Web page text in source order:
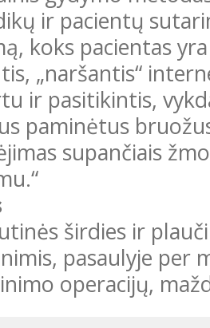
ir pacientų
koks pacientas
„naršantis“
ir pasitikintis,
paminėtus
supančiais
širdies ir
pasaulyje per
operacijų,